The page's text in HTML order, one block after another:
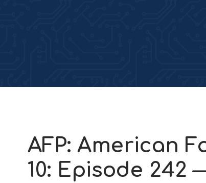
AFP: American
10: Episode 242